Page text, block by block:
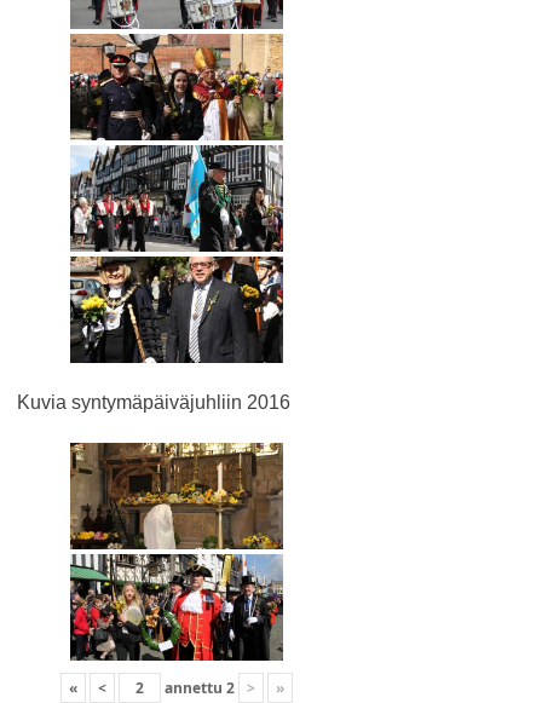
Kuvia syntymäpäiväjuhliin 2016
« < annettu 2 > »